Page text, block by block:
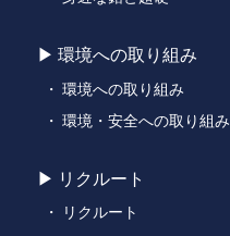
環境への取り組み
環境への取り組み
環境・安全への取り組み
リクルート
リクルート